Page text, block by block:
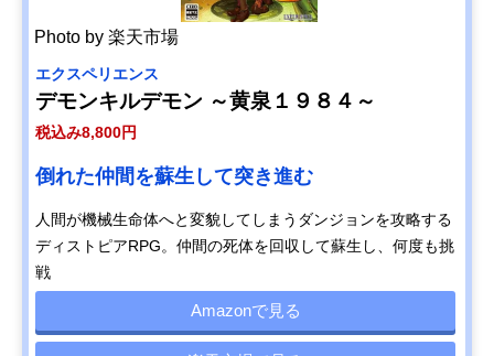
Photo by 楽天市場
エクスペリエンス
デモンキルデモン ～黄泉１９８４～
税込み8,800円
倒れた仲間を蘇生して突き進む
人間が機械生命体へと変貌してしまうダンジョンを攻略する
ディストピアRPG。仲間の死体を回収して蘇生し、何度も挑
戦
Amazonで見る